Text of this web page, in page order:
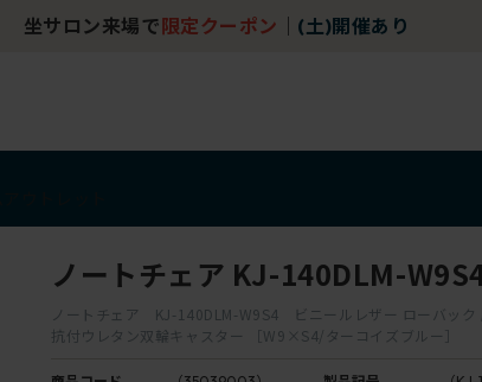
坐サロン来場で 限定クーポン (土)開催あり
ノートチェア KJ-140DLM-
ノートチェア KJ-140DLM-W9S4 ビニールレザー ローバック
抗付ウレタン双輪キャスター ［W9×S4/ターコイズブルー］